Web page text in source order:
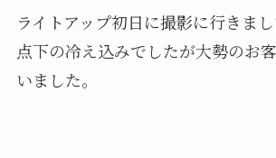
ライトアップ初日に撮影に行きま
点下の冷え込みでしたが大勢のお
いました。